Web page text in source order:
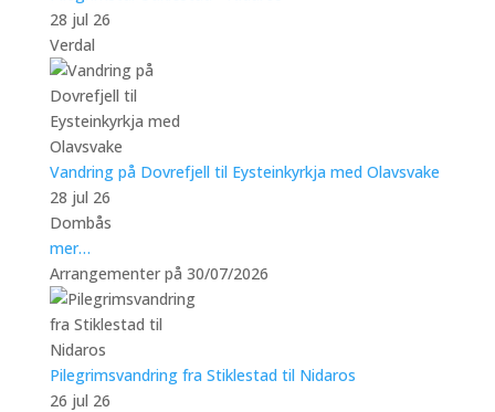
28 jul 26
Verdal
Vandring på Dovrefjell til Eysteinkyrkja med Olavsvake
28 jul 26
Dombås
mer…
Arrangementer på 30/07/2026
Pilegrimsvandring fra Stiklestad til Nidaros
26 jul 26